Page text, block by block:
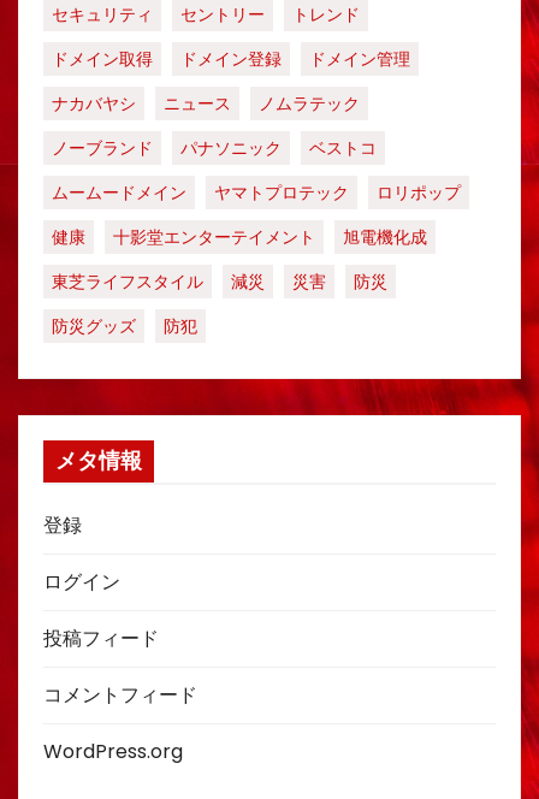
セキュリティ
セントリー
トレンド
ドメイン取得
ドメイン登録
ドメイン管理
ナカバヤシ
ニュース
ノムラテック
ノーブランド
パナソニック
ベストコ
ムームードメイン
ヤマトプロテック
ロリポップ
健康
十影堂エンターテイメント
旭電機化成
東芝ライフスタイル
減災 災害
防災
防災グッズ
防犯
メタ情報
登録
ログイン
投稿フィード
コメントフィード
WordPress.org